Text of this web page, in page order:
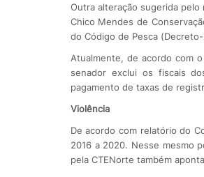
Outra alteração sugerida
Chico Mendes de
do Código de Pesca
Atualmente, de acordo com
senador exclui os fiscais
pagamento de taxas de
Violência
De acordo com relatório do
2016 a 2020. Nesse mesmo
pela CTENorte também